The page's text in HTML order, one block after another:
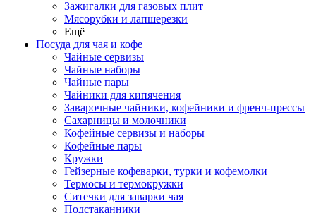
Зажигалки для газовых плит
Мясорубки и лапшерезки
Ещё
Посуда для чая и кофе
Чайные сервизы
Чайные наборы
Чайные пары
Чайники для кипячения
Заварочные чайники, кофейники и френч-прессы
Сахарницы и молочники
Кофейные сервизы и наборы
Кофейные пары
Кружки
Гейзерные кофеварки, турки и кофемолки
Термосы и термокружки
Ситечки для заварки чая
Подстаканники